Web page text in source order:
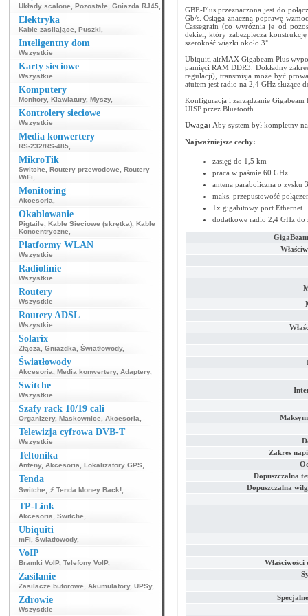
Układy scalone Pozostałe Gniazda RJ45
Elektryka
Kable zasilające Puszki
Inteligentny dom
Wszystkie
Karty sieciowe
Wszystkie
Komputery
Monitory, Klawiatury, Myszy,
Kontrolery sieciowe
Wszystkie
Media konwertery
RS-232/RS-485
MikroTik
Switche Routery przewodowe
Routery
WiFi
Monitoring
Akcesoria
Okablowanie
Pigtaile Kable Sieciowe (skrętka) Kable
Koncentryczne
Platformy WLAN
Wszystkie
Radiolinie
Wszystkie
Routery
Wszystkie
Routery ADSL
Wszystkie
Solarix
Złącza Gniazdka Światłowody,
Światłowody
Akcesoria Media konwertery, Adaptery,
Switche
Wszystkie
Szafy rack 10/19 cali
Organizery, Maskownice Akcesoria
Telewizja cyfrowa DVB-T
Wszystkie
Teltonika
Anteny, Akcesoria Lokalizatory GPS
Tenda
Switche ⚡ Tenda Money Back!
TP-Link
Akcesoria Switche
Ubiquiti
mFi Światłowody,
VoIP
Bramki VoIP, Telefony VoIP,
Zasilanie
Zasilacze buforowe Akumulatory, UPSy,
Zdrowie
Wszystkie
GBE-Plus przeznaczona jest do
Gb/s. Osiąga znaczną poprawę
Cassegrain (co wyróżnia je od
dekiel, który zabezpiecza
szerokość wiązki około 3°.
Ubiquiti airMAX Gigabeam Plus
pamięci RAM DDR3. Dokładny
regulacji), transmisja może być
atutem jest radio na 2,4 GHz służące
Konfiguracja i zarządzanie
UISP przez Bluetooth.
Uwaga: Aby system był kompletny
Najważniejsze cechy:
zasięg do 1,5 km
praca w paśmie 60 GHz
antena paraboliczna o zysku
maks. przepustowość
1x gigabitowy port Ethernet
dodatkowe radio 2,4 GHz do
Zakres
Dopuszczalna
Dopuszczalna